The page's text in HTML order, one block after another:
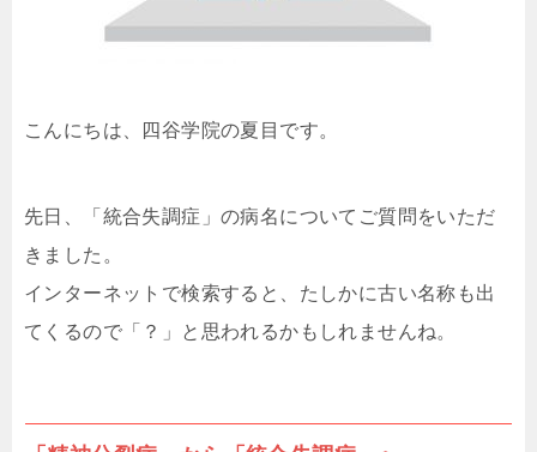
こんにちは、四谷学院の夏目です。
先日、「統合失調症」の病名についてご質問をいただ
きました。
インターネットで検索すると、たしかに古い名称も出
てくるので「？」と思われるかもしれませんね。